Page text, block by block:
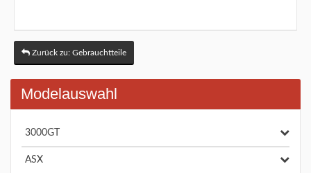
Zurück zu: Gebrauchtteile
Modelauswahl
3000GT
ASX